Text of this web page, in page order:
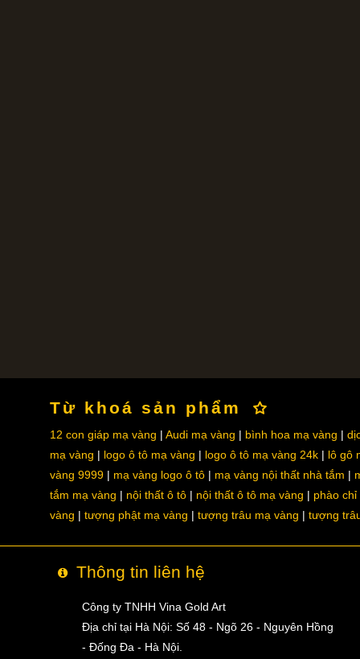
Từ khoá sản phẩm
12 con giáp mạ vàng Audi mạ vàng bình hoa mạ vàng
mạ vàng
logo ô tô mạ vàng logo ô tô mạ vàng 24k
lô gô
vàng 9999
mạ vàng logo ô tô mạ vàng nội thất nhà tắm
tắm mạ vàng
nội thất ô tô nội thất ô tô mạ vàng
phào chỉ
vàng
tượng phật mạ vàng tượng trâu mạ vàng tượng
Thông tin liên hệ
Công ty TNHH Vina Gold Art
Địa chỉ tại Hà Nội: Số 48 - Ngõ 26 - Nguyên Hồng
- Đống Đa - Hà Nội.